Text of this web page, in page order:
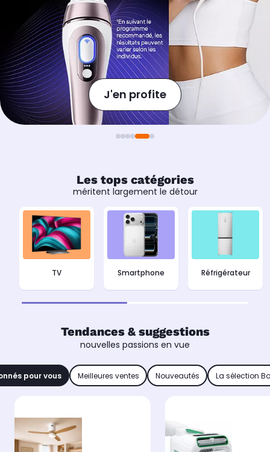
Les tops catégories
méritent largement le détour
TV Smartphone Réfrigérateur
Tendances & suggestions
nouvelles passions en vue
pour vous Meilleures ventes Nouveautés La sélection